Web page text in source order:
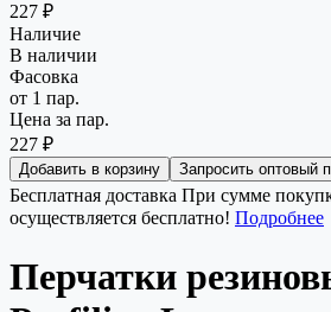
227 ₽
Наличие
В наличии
Фасовка
от 1 пар.
Цена за пар.
227 ₽
Добавить в корзину Запросить оптовый
Бесплатная доставка При сумме
осуществляется бесплатно! Подробнее
Перчатки